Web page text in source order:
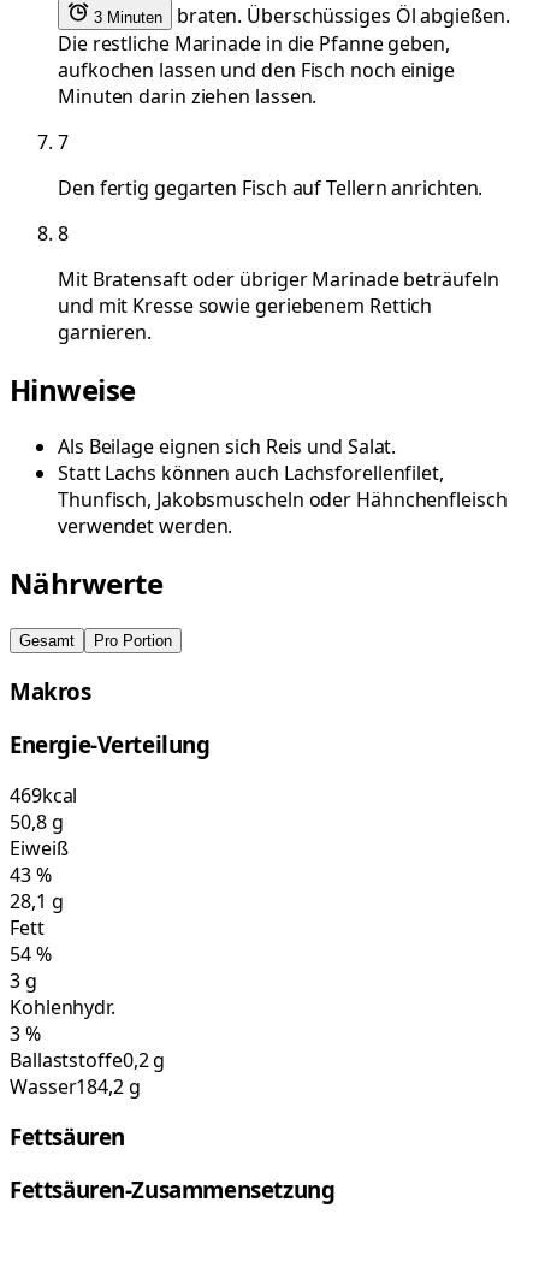
3 Minuten
braten. Überschüssiges Öl abgießen.
Die restliche Marinade in die Pfanne geben,
aufkochen lassen und den Fisch noch einige
Minuten darin ziehen lassen.
7
Den fertig gegarten Fisch auf Tellern anrichten.
8
Mit Bratensaft oder übriger Marinade beträufeln
und mit Kresse sowie geriebenem Rettich
garnieren.
Hinweise
Als Beilage eignen sich Reis und Salat.
Statt Lachs können auch Lachsforellenfilet,
Thunfisch, Jakobsmuscheln oder Hähnchenfleisch
verwendet werden.
Nährwerte
Gesamt Pro Portion
Makros
Energie-Verteilung
469kcal
50,8g
Eiweiß
43%
28,1 g
Fett
54%
3g
Kohlenhydr.
3%
Ballaststoffe0,2 g
Wasser184,2 g
Fettsäuren
Fettsäuren-Zusammensetzung